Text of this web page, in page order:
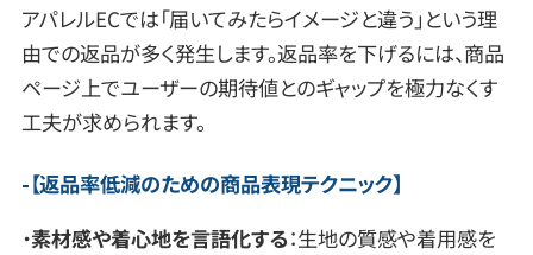
アパレルECでは「届いてみたらイメージと違う」という理
由での返品が多く発生します。返品率を下げるには、商品
ページ上でユーザーの期待値とのギャップを極力なくす
工夫が求められます。
【返品率低減のための商品表現テクニック】
・素材感や着心地を言語化する：生地の質感や着用感を